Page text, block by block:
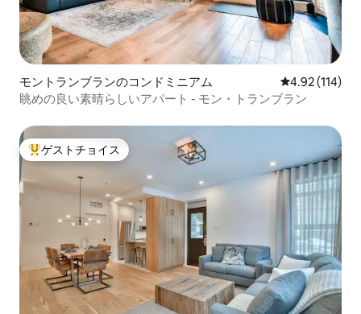
モントランブランのコンドミニアム レビュー114
4.92 (114)
眺めの良い素晴らしいアパート - モン・トランブラン
大好評のゲストチョイスです。
ゲストチョイス